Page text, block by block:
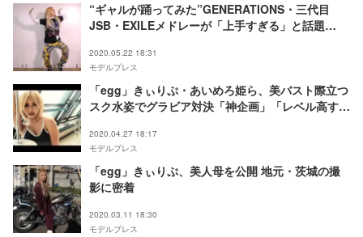
“ギャルが踊ってみた”GENERATIONS・三代目
JSB・EXILEメドレーが「上手すぎる」と話題
2020.05.22 18:31
モデルプレス
「egg」きぃりぷ・あいめろ姫ら、美バスト際立つ
スク水姿でグラビア対決「神企画」「レベル高す
2020.04.27 18:17
モデルプレス
「egg」きぃりぷ、美人母を公開 地元・茨城の撮
影に密着
2020.03.11 18:30
モデルプレス